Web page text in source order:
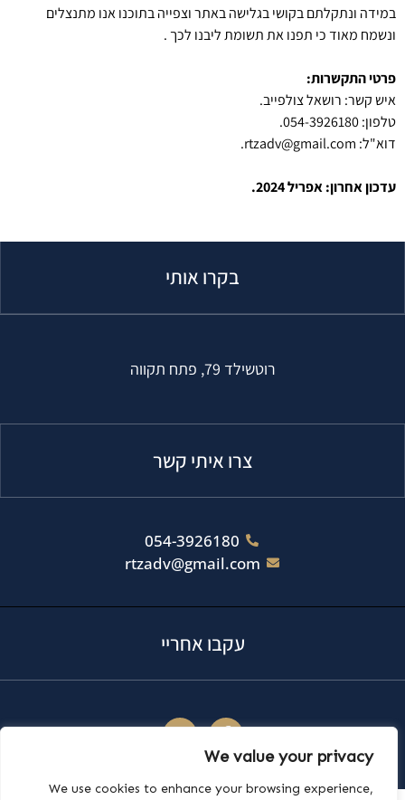
We value your privacy
We use cookies to enhance your browsing experience,
במידה ונתקלתם בקושי בגלישה באתר וצפייה בתוכנו אנו מתנצלים
ונשמח מאוד כי תפנו את תשומת ליבנו לכך .
פרטי התקשרות:
איש קשר: רושאל צולפייב.
טלפון: 054-3926180.
דוא"ל: rtzadv@gmail.com.
עדכון אחרון: אפריל 2024.
בקרו אותי
רוטשילד 79, פתח תקווה
צרו איתי קשר
054-3926180
rtzadv@gmail.com
עקבו אחריי